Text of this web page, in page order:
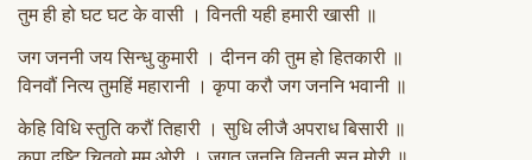
तुम ही हो घट घट के वासी । विनती यही हमारी खासी ॥
जग जननी जय सिन्धु कुमारी । दीनन की तुम हो हितकारी ॥
विनवौं नित्य तुमहिं महारानी । कृपा करौ जग जननि भवानी ॥
केहि विधि स्तुति करौं तिहारी । सुधि लीजै अपराध बिसारी ॥